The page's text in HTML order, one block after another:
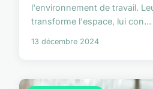
l'environnement de travail.
transforme l'espace, lui con...
13 décembre 2024